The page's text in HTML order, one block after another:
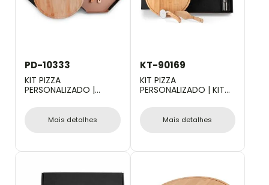
PD-10333
KIT PIZZA
PERSONALIZADO |
Mais detalhes
KT-90169
KIT PIZZA
PERSONALIZADO | KIT
INOX / VIDRO - 4 PÇS
Mais detalhes